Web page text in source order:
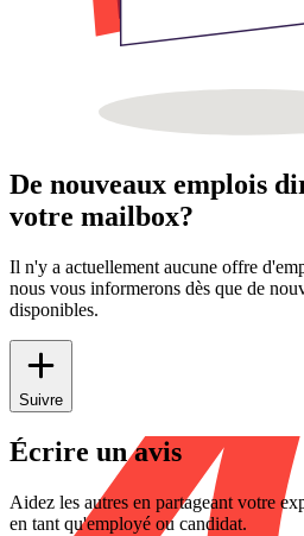
De nouveaux emplois
votre mailbox?
Il n'y a actuellement aucune offre
nous vous informerons dès que de
disponibles.
Suivre
Écrire un avis
Aidez les autres en partageant votre
en tant qu'employé ou candidat.